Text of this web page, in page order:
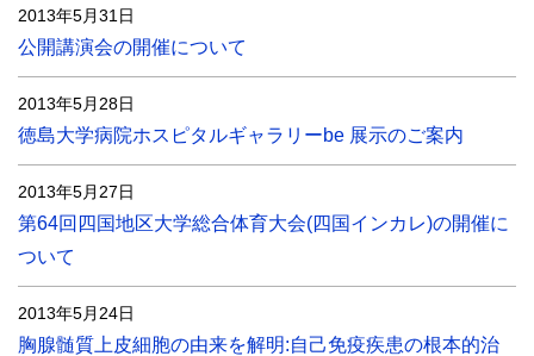
2013年5月31日
公開講演会の開催について
2013年5月28日
徳島大学病院ホスピタルギャラリーbe 展示のご案内
2013年5月27日
第64回四国地区大学総合体育大会(四国インカレ)の開催に
ついて
2013年5月24日
胸腺髄質上皮細胞の由来を解明:自己免疫疾患の根本的治